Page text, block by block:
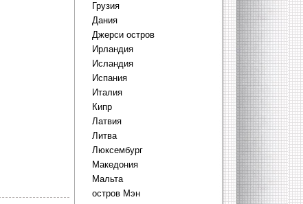
Грузия
Дания
Джерси остров
Ирландия
Исландия
Испания
Италия
Кипр
Латвия
Литва
Люксембург
Македония
Мальта
остров Мэн